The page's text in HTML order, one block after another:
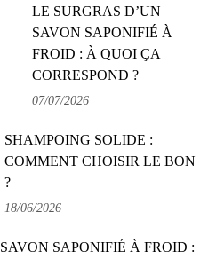
LE SURGRAS D’UN
SAVON SAPONIFIÉ À
FROID : À QUOI ÇA
CORRESPOND ?
07/07/2026
SHAMPOING SOLIDE :
COMMENT CHOISIR LE BON
?
18/06/2026
SAVON SAPONIFIÉ À FROID :